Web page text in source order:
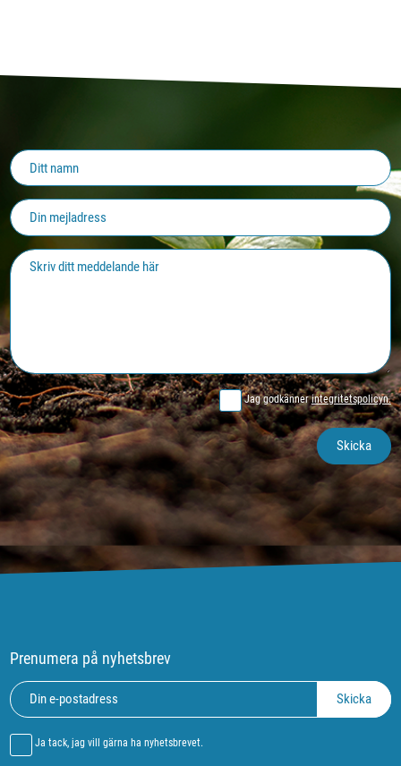
Jag godkännerintegritetspolicyn.
Prenumera på nyhetsbrev
Ja tack, jag vill gärna ha nyhetsbrevet.